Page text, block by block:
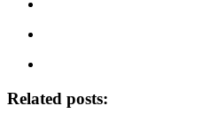
Related posts: